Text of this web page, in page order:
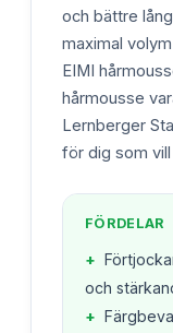
och bättre
maximal
EIMI
hårmousse
Lernberger
för dig som
FÖRDELAR
+
och
+